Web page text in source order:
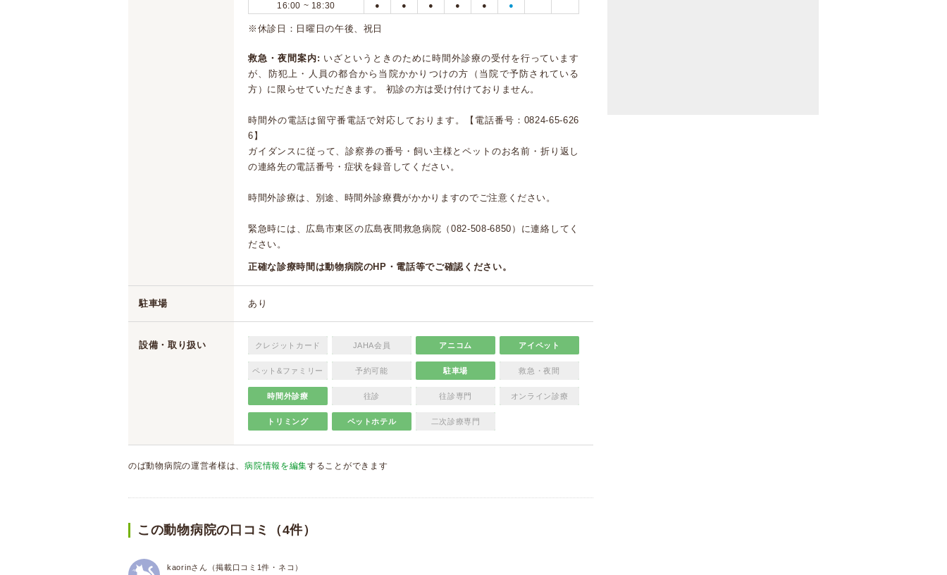
16:00 ~ 18:30 ● ● ● ● ● ●
※休診日：日曜日の午後、祝日
救急・夜間案内: いざというときのために時間外診療の受付を行っています
が、防犯上・人員の都合から当院かかりつけの方（当院で予防されている
方）に限らせていただきます。 初診の方は受け付けておりません。
時間外の電話は留守番電話で対応しております。【電話番号：0824-65-626
6】
ガイダンスに従って、診察券の番号・飼い主様とペットのお名前・折り返し
の連絡先の電話番号・症状を録音してください。
時間外診療は、別途、時間外診療費がかかりますのでご注意ください。
緊急時には、広島市東区の広島夜間救急病院（082-508-6850）に連絡してく
ださい。
正確な診療時間は動物病院のHP・電話等でご確認ください。
駐車場 あり
設備・取り扱い クレジットカード JAHA会員 アニコム アイペット
ペット&ファミリー 予約可能 駐車場 救急・夜間
時間外診療 往診 往診専門 オンライン診療
トリミング ペットホテル 二次診療専門
のば動物病院の運営者様は、病院情報を編集することができます
この動物病院の口コミ（4件）
kaorinさん（掲載口コミ1件・ネコ）